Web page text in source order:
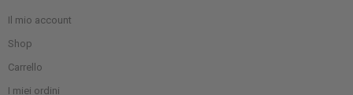
Il mio account
Shop
Carrello
I miei ordini